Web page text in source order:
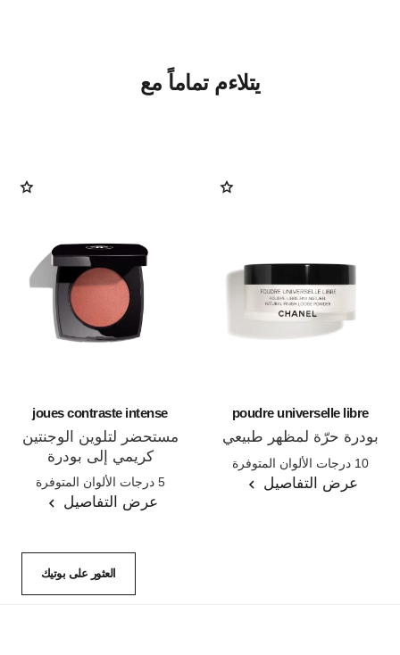
يتلاءم تماماً مع
poudre universelle libre
بودرة حرّة لمظهر طبيعي
10 درجات الألوان المتوفرة
عرض التفاصيل
joues contraste intense
مستحضر لتلوين الوجنتين
كريمي إلى بودرة
المرجع 168242
5 درجات الألوان المتوفرة
عرض التفاصيل
العثور على بوتيك